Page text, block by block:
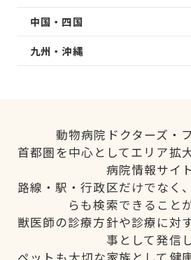
中国・四国
九州・沖縄
動物病院ドクターズ・
首都圏を中心としてエリア拡
病院情報サイト
路線・駅・行政区だけでなく
らも検索できること
獣医師の診療方針や診療に対
事として発信し